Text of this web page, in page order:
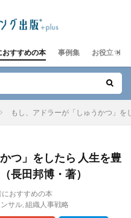
おすすめの本 事例集 お役立ちレ
もし、アドラーが「しゅうかつ」
つ」をしたら 人生を豊
長田邦博・著）
おすすめの本
ンサル, 組織人事戦略